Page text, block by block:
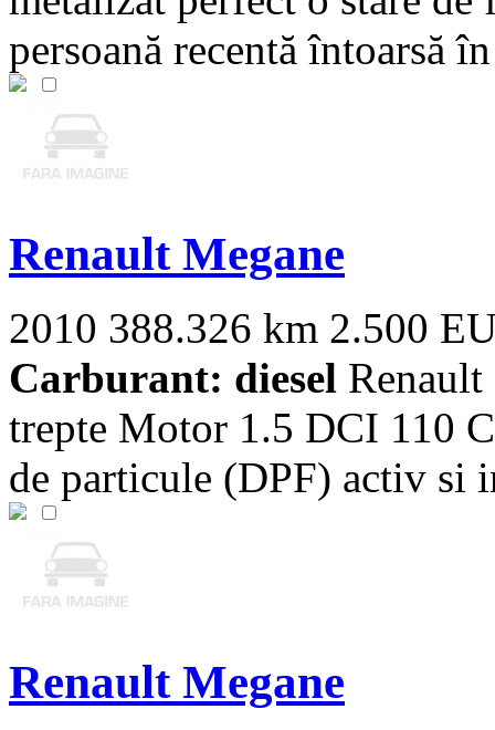
persoană recentă întoarsă
Renault Megane
2010 388.326 km 2.500
Carburant: diesel
trepte Motor 1.5 DCI 110
de particule (DPF) activ si
Renault Megane